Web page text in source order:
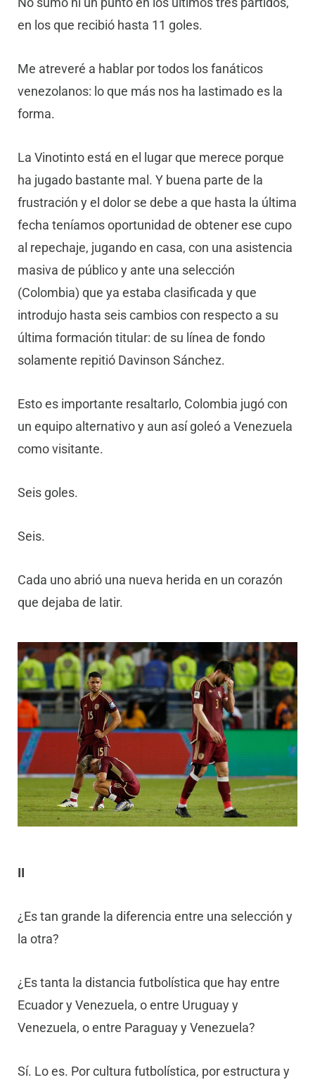
en los que recibió hasta 11 goles.
Me atreveré a hablar por todos los fanáticos
venezolanos: lo que más nos ha lastimado es la
forma.
La Vinotinto está en el lugar que merece porque
ha jugado bastante mal. Y buena parte de la
frustración y el dolor se debe a que hasta la última
fecha teníamos oportunidad de obtener ese cupo
al repechaje, jugando en casa, con una asistencia
masiva de público y ante una selección
(Colombia) que ya estaba clasificada y que
introdujo hasta seis cambios con respecto a su
última formación titular: de su línea de fondo
solamente repitió Davinson Sánchez.
Esto es importante resaltarlo, Colombia jugó con
un equipo alternativo y aun así goleó a Venezuela
como visitante.
Seis goles.
Seis.
Cada uno abrió una nueva herida en un corazón
que dejaba de latir.
II
¿Es tan grande la diferencia entre una selección y
la otra?
¿Es tanta la distancia futbolística que hay entre
Ecuador y Venezuela, o entre Uruguay y
Venezuela, o entre Paraguay y Venezuela?
Sí. Lo es. Por cultura futbolística, por estructura y